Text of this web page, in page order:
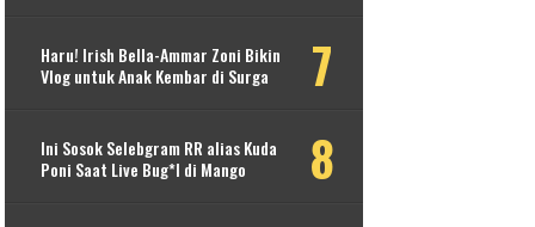
Haru! Irish Bella-Ammar Zoni Bikin
Vlog untuk Anak Kembar di Surga
Ini Sosok Selebgram RR alias Kuda
Poni Saat Live Bug*l di Mango